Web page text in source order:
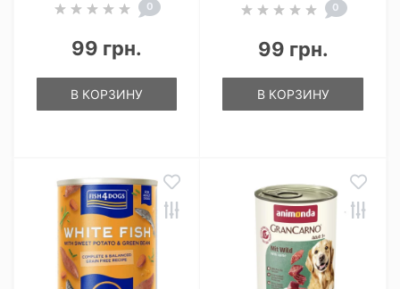
0
99 грн.
В КОРЗИНУ
0
99 грн.
В КОРЗИНУ